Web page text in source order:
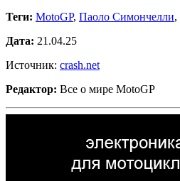
Теги: MotoGP, Паоло Симончелли,
Дата: 21.04.25
Источник: crash.net
Редактор: Все о мире MotoGP